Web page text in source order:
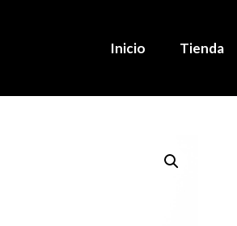
Inicio Tienda